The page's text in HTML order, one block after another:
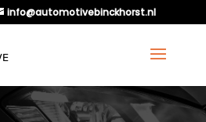
info@automotivebinckhorst.nl